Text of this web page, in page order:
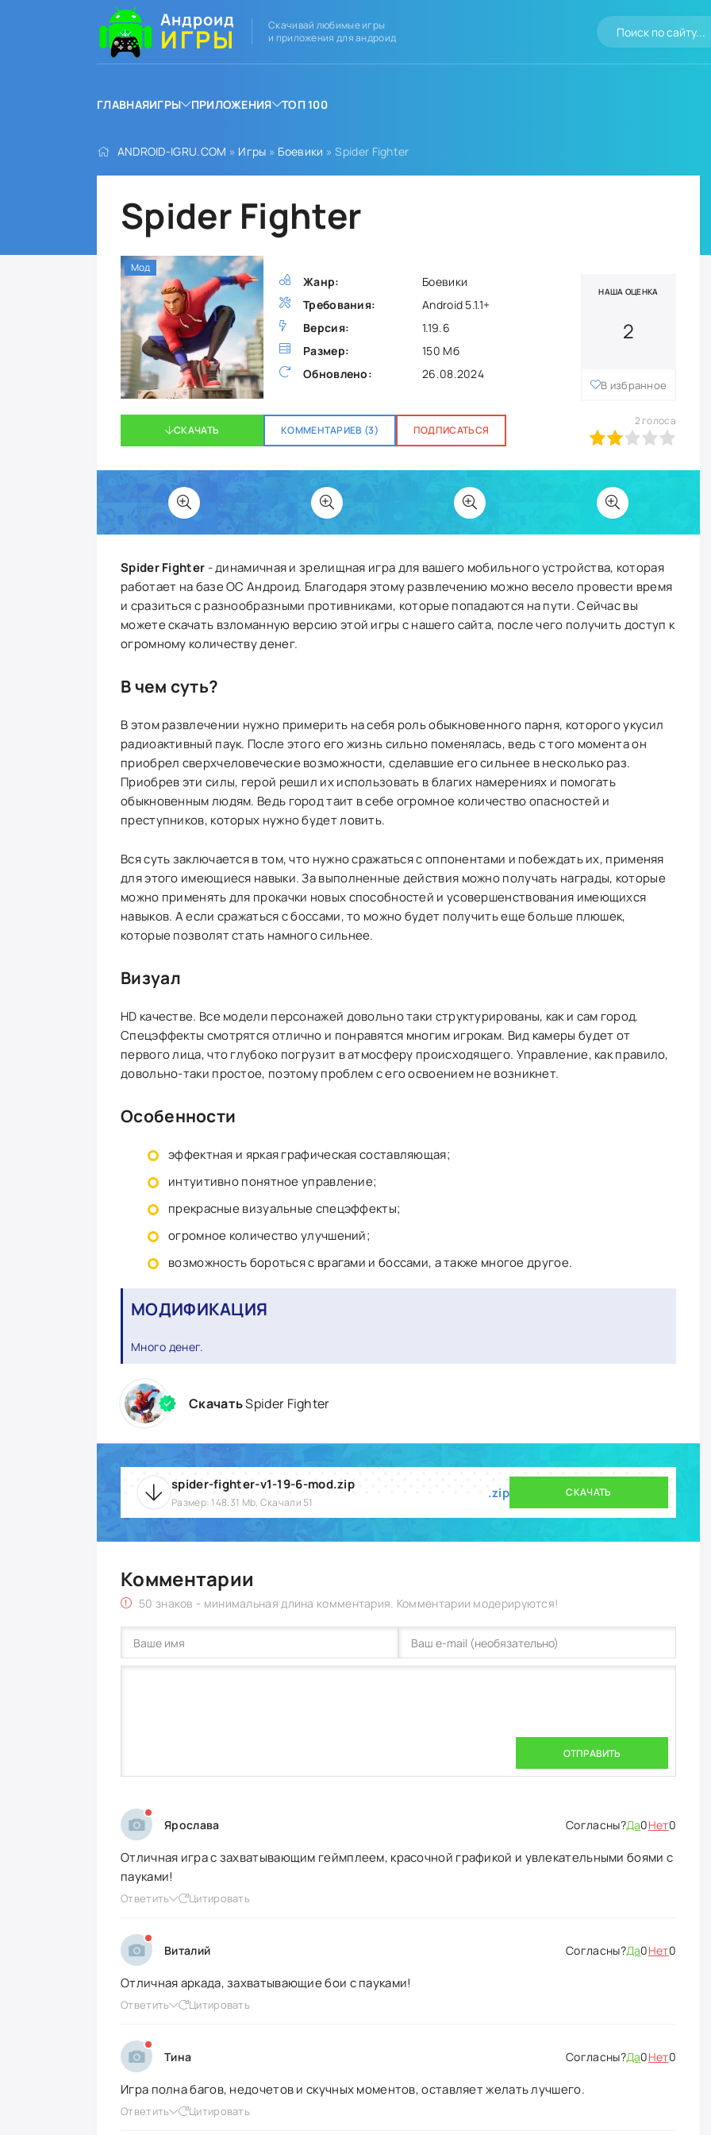
Андроид
ИГРЫ
Скачивай любимые игры
и приложения для андроид
ГЛАВНАЯИГРЫ ПРИЛОЖЕНИЯ ТОП 100
ANDROID-IGRU.COM » Игры » Боевики » Spider Fighter
Spider Fighter
Жанр:
Боевики
Требования:
Android 5.1.1+
Версия:
1.19.6
Размер:
150 Мб
Обновлено:
26.08.2024
НАША ОЦЕНКА
2
В избранное
СКАЧАТЬ КОММЕНТАРИЕВ (3) ПОДПИСАТЬСЯ
40
2 голоса
Мод
Spider Fighter - динамичная и зрелищная игра для вашего мобильного устройства, которая
работает на базе ОС Андроид. Благодаря этому развлечению можно весело провести время
и сразиться с разнообразными противниками, которые попадаются на пути. Сейчас вы
можете скачать взломанную версию этой игры с нашего сайта, после чего получить доступ к
огромному количеству денег.
В чем суть?
В этом развлечении нужно примерить на себя роль обыкновенного парня, которого укусил
радиоактивный паук. После этого его жизнь сильно поменялась, ведь с того момента он
приобрел сверхчеловеческие возможности, сделавшие его сильнее в несколько раз.
Приобрев эти силы, герой решил их использовать в благих намерениях и помогать
обыкновенным людям. Ведь город таит в себе огромное количество опасностей и
преступников, которых нужно будет ловить.
Вся суть заключается в том, что нужно сражаться с оппонентами и побеждать их, применяя
для этого имеющиеся навыки. За выполненные действия можно получать награды, которые
можно применять для прокачки новых способностей и усовершенствования имеющихся
навыков. А если сражаться с боссами, то можно будет получить еще больше плюшек,
которые позволят стать намного сильнее.
Визуал
HD качестве. Все модели персонажей довольно таки структурированы, как и сам город.
Спецэффекты смотрятся отлично и понравятся многим игрокам. Вид камеры будет от
первого лица, что глубоко погрузит в атмосферу происходящего. Управление, как правило,
довольно-таки простое, поэтому проблем с его освоением не возникнет.
Особенности
эффектная и яркая графическая составляющая;
интуитивно понятное управление;
прекрасные визуальные спецэффекты;
огромное количество улучшений;
возможность бороться с врагами и боссами, а также многое другое.
МОДИФИКАЦИЯ
Много денег.
СкачатьSpider Fighter
spider-fighter-v1-19-6-mod.zip
Размер: 148.31 Mb, Скачали 51
.zip СКАЧАТЬ
Комментарии
50 знаков - минимальная длина комментария. Комментарии модерируются!
ОТПРАВИТЬ
Ярослава Да0Нет0
Отличная игра с захватывающим геймплеем, красочной графикой и увлекательными боями с
пауками!
Ответить Цитировать
Виталий Да0Нет0
Отличная аркада, захватывающие бои с пауками!
Ответить Цитировать
Тина Да0Нет0
Игра полна багов, недочетов и скучных моментов, оставляет желать лучшего.
Ответить Цитировать